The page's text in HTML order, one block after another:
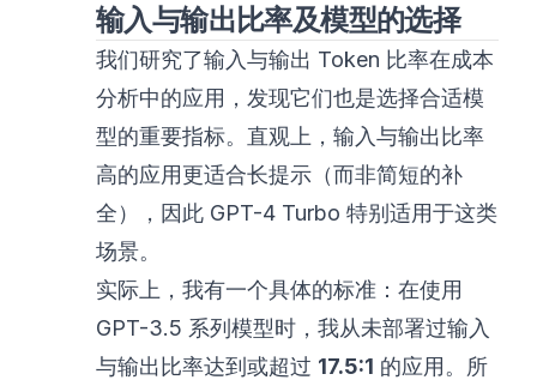
输入与输出比率及模型的选择
我们研究了输入与输出 Token 比率在成本
分析中的应用，发现它们也是选择合适模
型的重要指标。直观上，输入与输出比率
高的应用更适合长提示（而非简短的补
全），因此 GPT-4 Turbo 特别适用于这类
场景。
实际上，我有一个具体的标准：在使用
GPT-3.5 系列模型时，我从未部署过输入
与输出比率达到或超过 17.5:1 的应用。所